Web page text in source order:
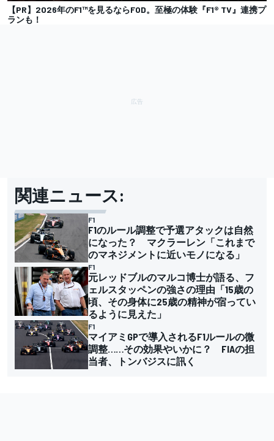
【PR】2026年のF1™を見るならFOD。至極の体験『F1® TV』連携プ
ランも！
関連ニュース:
F1
F1のルール調整で予選アタックは自然
になった？ マクラーレン「これまで
のマネジメントに近いモノになる」
F1
元レッドブルのマルコ博士が語る、フ
ェルスタッペンの強さの理由「15歳の
頃、その身体に25歳の精神が宿ってい
るように見えた」
F1
マイアミGPで導入されるF1ルールの微
調整……その効果やいかに？ FIAの担
当者、トンバジスに訊く